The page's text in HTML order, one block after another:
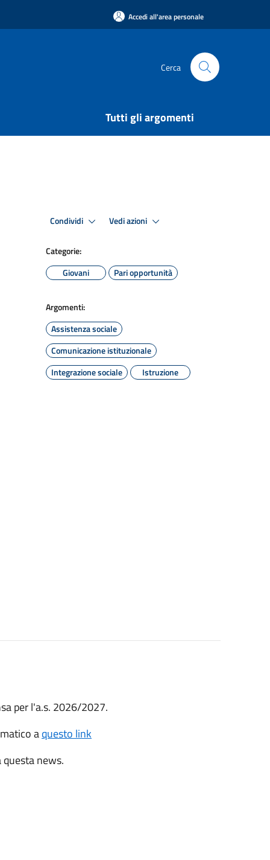
Accedi all'area personale
Cerca
Tutti gli argomenti
Condividi Vedi azioni
Categorie:
Giovani
Pari opportunità
Argomenti:
Assistenza sociale
Comunicazione istituzionale
Integrazione sociale
Istruzione
per l'a.s. 2026/2027.
aquesto link
news.